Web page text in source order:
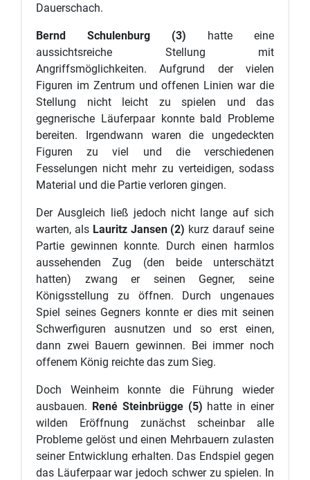
Dauerschach.
Bernd Schulenburg (3) hatte eine
aussichtsreiche Stellung mit
Angriffsmöglichkeiten. Aufgrund der vielen
Figuren im Zentrum und offenen Linien war die
Stellung nicht leicht zu spielen und das
gegnerische Läuferpaar konnte bald Probleme
bereiten. Irgendwann waren die ungedeckten
Figuren zu viel und die verschiedenen
Fesselungen nicht mehr zu verteidigen, sodass
Material und die Partie verloren gingen.
Der Ausgleich ließ jedoch nicht lange auf sich
warten, als Lauritz Jansen (2) kurz darauf seine
Partie gewinnen konnte. Durch einen harmlos
aussehenden Zug (den beide unterschätzt
hatten) zwang er seinen Gegner, seine
Königsstellung zu öffnen. Durch ungenaues
Spiel seines Gegners konnte er dies mit seinen
Schwerfiguren ausnutzen und so erst einen,
dann zwei Bauern gewinnen. Bei immer noch
offenem König reichte das zum Sieg.
Doch Weinheim konnte die Führung wieder
ausbauen. René Steinbrügge (5) hatte in einer
wilden Eröffnung zunächst scheinbar alle
Probleme gelöst und einen Mehrbauern zulasten
seiner Entwicklung erhalten. Das Endspiel gegen
das Läuferpaar war jedoch schwer zu spielen. In